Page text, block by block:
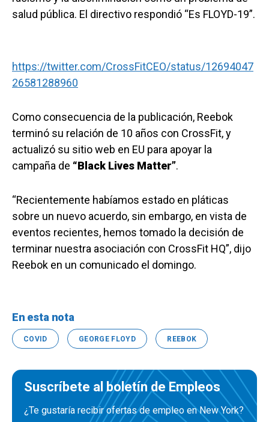
salud pública. El directivo respondió “Es FLOYD-19”.
https://twitter.com/CrossFitCEO/status/12694047
26581288960
Como consecuencia de la publicación, Reebok
terminó su relación de 10 años con CrossFit, y
actualizó su sitio web en EU para apoyar la
campaña de “Black Lives Matter”.
“Recientemente habíamos estado en pláticas
sobre un nuevo acuerdo, sin embargo, en vista de
eventos recientes, hemos tomado la decisión de
terminar nuestra asociación con CrossFit HQ”, dijo
Reebok en un comunicado el domingo.
En esta nota
COVID GEORGE FLOYD REEBOK
Suscríbete al boletín de Empleos
¿Te gustaría recibir ofertas de empleo en New York?